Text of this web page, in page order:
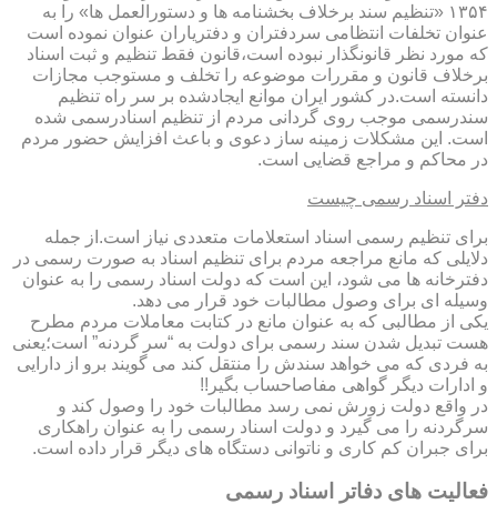
۱۳۵۴ «تنظیم سند برخلاف بخشنامه ها و دستورالعمل ها» را به
عنوان تخلفات انتظامی سردفتران و دفتریاران عنوان نموده است
که مورد نظر قانونگذار نبوده است،قانون فقط تنظیم و ثبت اسناد
برخلاف قانون و مقررات موضوعه را تخلف و مستوجب مجازات
دانسته است.در کشور ایران موانع ایجادشده بر سر راه تنظیم
سندرسمی موجب روی گردانی مردم از تنظیم اسنادرسمی شده
است. این مشکلات زمینه ساز دعوی و باعث افزایش حضور مردم
در محاکم و مراجع قضایی است.
دفتر اسناد رسمی چیست
برای تنظیم رسمی اسناد استعلامات متعددی نیاز است.از جمله
دلایلی که مانع مراجعه مردم برای تنظیم اسناد به صورت رسمی در
دفترخانه ها می شود، این است که دولت اسناد رسمی را به عنوان
وسیله ای برای وصول مطالبات خود قرار می دهد.
یکی از مطالبی که به عنوان مانع در کتابت معاملات مردم مطرح
هست تبدیل شدن سند رسمی برای دولت به “سر گردنه” است؛یعنی
به فردی که می خواهد سندش را منتقل کند می گویند برو از دارایی
و ادارات دیگر گواهی مفاصاحساب بگیر!!
در واقع دولت زورش نمی رسد مطالبات خود را وصول کند و
سرگردنه را می گیرد و دولت اسناد رسمی را به عنوان راهکاری
برای جبران کم کاری و ناتوانی دستگاه های دیگر قرار داده است.
فعالیت های دفاتر اسناد رسمی